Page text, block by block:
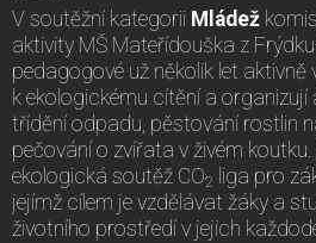
V soutěžní kategorii Mládež
aktivity MŠ Mateřídouška z
pedagogové už několik let
k ekologickému cítění a
třídění odpadu, pěstování rostlin
pečování o zvířata v živém
ekologická soutěž CO2 liga pro
jejímž cílem je vzdělávat žáky a
životního prostředí v jejich